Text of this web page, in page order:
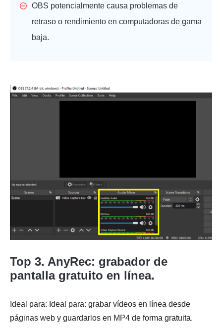
OBS potencialmente causa problemas de
retraso o rendimiento en computadoras de gama
baja.
Top 3. AnyRec: grabador de
pantalla gratuito en línea.
Ideal para: Ideal para: grabar vídeos en línea desde
páginas web y guardarlos en MP4 de forma gratuita.